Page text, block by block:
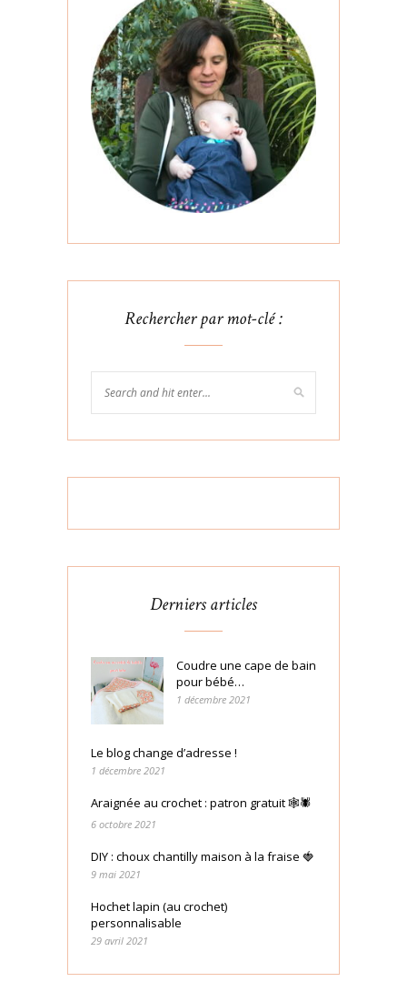
Rechercher par mot-clé :
Derniers articles
Coudre une cape de bain
pour bébé…
1 décembre 2021
Le blog change d’adresse !
1 décembre 2021
Araignée au crochet : patron gratuit 🕸🕷
6 octobre 2021
DIY : choux chantilly maison à la fraise 🍓
9 mai 2021
Hochet lapin (au crochet)
personnalisable
29 avril 2021